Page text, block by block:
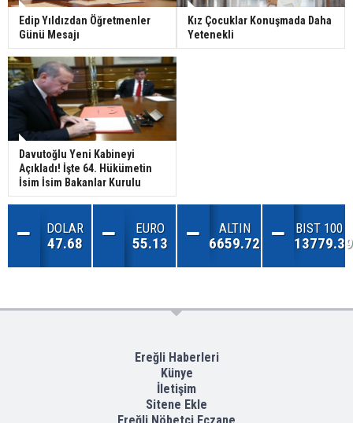
Edip Yıldızdan Öğretmenler
Günü Mesajı
Kız Çocuklar Konuşmada Daha
Yetenekli
Davutoğlu Yeni Kabineyi
Açıkladı! İşte 64. Hükümetin
İsim İsim Bakanlar Kurulu
DOLAR
47.68
EURO
55.13
ALTIN
6659.72
BIST 100
13779.39
Ereğli Haberleri
Künye
İletişim
Sitene Ekle